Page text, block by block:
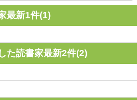
最新1件(1)
た読書家最新2件(2)